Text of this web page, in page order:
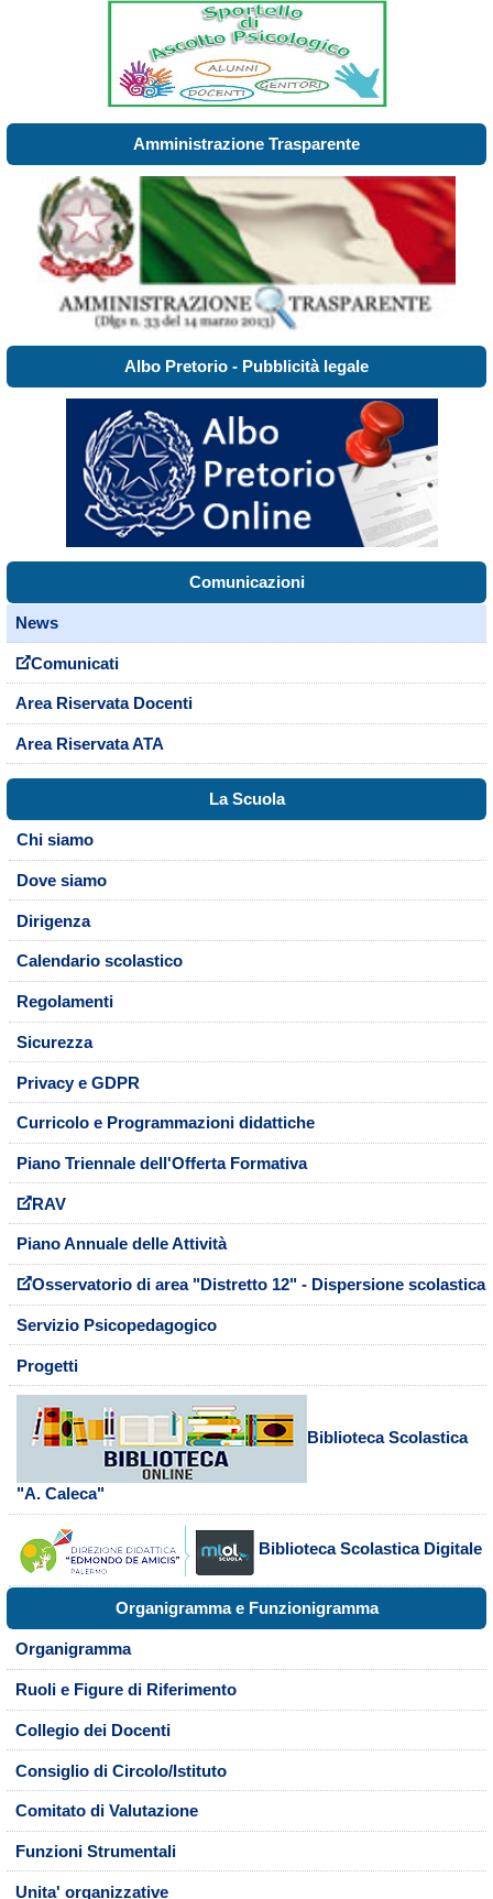
Amministrazione Trasparente
Albo Pretorio - Pubblicità legale
Comunicazioni
News
Comunicati
Area Riservata Docenti
Area Riservata ATA
La Scuola
Chi siamo
Dove siamo
Dirigenza
Calendario scolastico
Regolamenti
Sicurezza
Privacy e GDPR
Curricolo e Programmazioni didattiche
Piano Triennale dell'Offerta Formativa
RAV
Piano Annuale delle Attività
Osservatorio di area "Distretto 12" - Dispersione scolastica
Servizio Psicopedagogico
Progetti
Biblioteca Scolastica
"A. Caleca"
Biblioteca Scolastica Digitale
Organigramma e Funzionigramma
Organigramma
Ruoli e Figure di Riferimento
Collegio dei Docenti
Consiglio di Circolo/Istituto
Comitato di Valutazione
Funzioni Strumentali
Unita' organizzative